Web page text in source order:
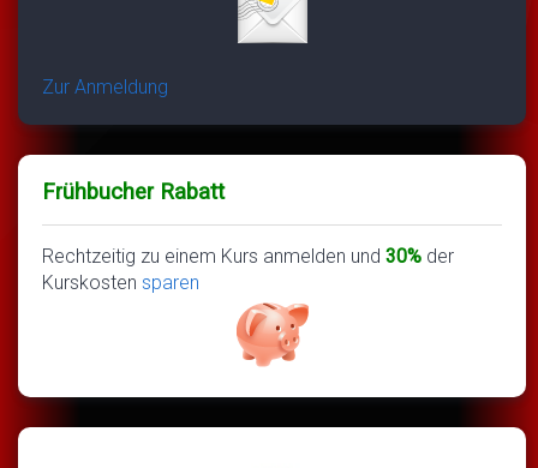
Zur Anmeldung
Frühbucher Rabatt
Rechtzeitig zu einem Kurs anmelden und 30% der
Kurskosten sparen